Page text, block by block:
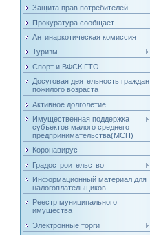
Защита прав потребителей
Прокуратура сообщает
Антинаркотическая комиссия
Туризм
Спорт и ВФСК ГТО
Досуговая деятельность граждан
пожилого возраста
Активное долголетие
Имущественная поддержка
субъектов малого среднего
предпринимательства(МСП)
Коронавирус
Градостроительство
Информационный материал для
налогоплательщиков
Реестр муниципального
имущества
Электронные торги